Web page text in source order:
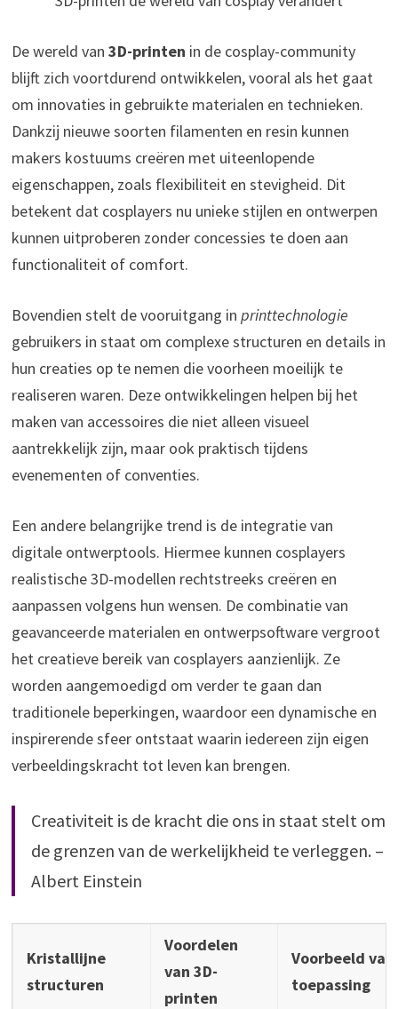
De wereld van 3D-printen in de cosplay-community
blijft zich voortdurend ontwikkelen, vooral als het gaat
om innovaties in gebruikte materialen en technieken.
Dankzij nieuwe soorten filamenten en resin kunnen
makers kostuums creëren met uiteenlopende
eigenschappen, zoals flexibiliteit en stevigheid. Dit
betekent dat cosplayers nu unieke stijlen en ontwerpen
kunnen uitproberen zonder concessies te doen aan
functionaliteit of comfort.
Bovendien stelt de vooruitgang in printtechnologie
gebruikers in staat om complexe structuren en details in
hun creaties op te nemen die voorheen moeilijk te
realiseren waren. Deze ontwikkelingen helpen bij het
maken van accessoires die niet alleen visueel
aantrekkelijk zijn, maar ook praktisch tijdens
evenementen of conventies.
Een andere belangrijke trend is de integratie van
digitale ontwerptools. Hiermee kunnen cosplayers
realistische 3D-modellen rechtstreeks creëren en
aanpassen volgens hun wensen. De combinatie van
geavanceerde materialen en ontwerpsoftware vergroot
het creatieve bereik van cosplayers aanzienlijk. Ze
worden aangemoedigd om verder te gaan dan
traditionele beperkingen, waardoor een dynamische en
inspirerende sfeer ontstaat waarin iedereen zijn eigen
verbeeldingskracht tot leven kan brengen.
Creativiteit is de kracht die ons in staat stelt om
de grenzen van de werkelijkheid te verleggen. –
Albert Einstein
Kristallijne
structuren
Voordelen
van 3D-
printen
Voorbeeld van
toepassing